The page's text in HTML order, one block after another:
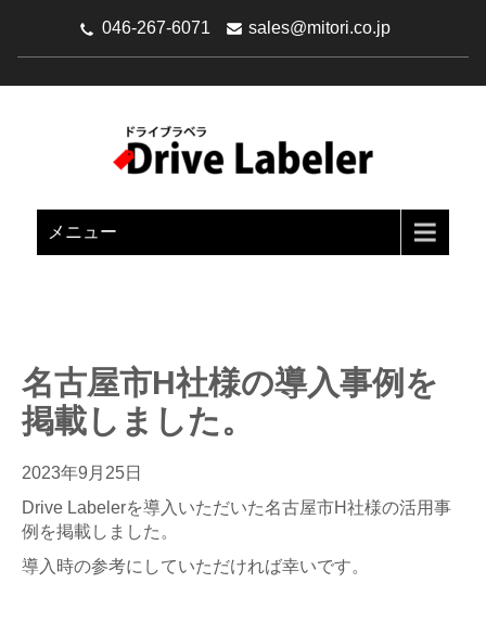
046-267-6071 sales@mitori.co.jp
DRIVE LABELER（ドライブラ
メニュー
名古屋市H社様の導入事例を
掲載しました。
2023年9月25日
Drive Labelerを導入いただいた名古屋市H社様の活用事
例を掲載しました。
導入時の参考にしていただければ幸いです。